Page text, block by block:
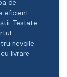
de
eficient
Testate
nevoile
livrare